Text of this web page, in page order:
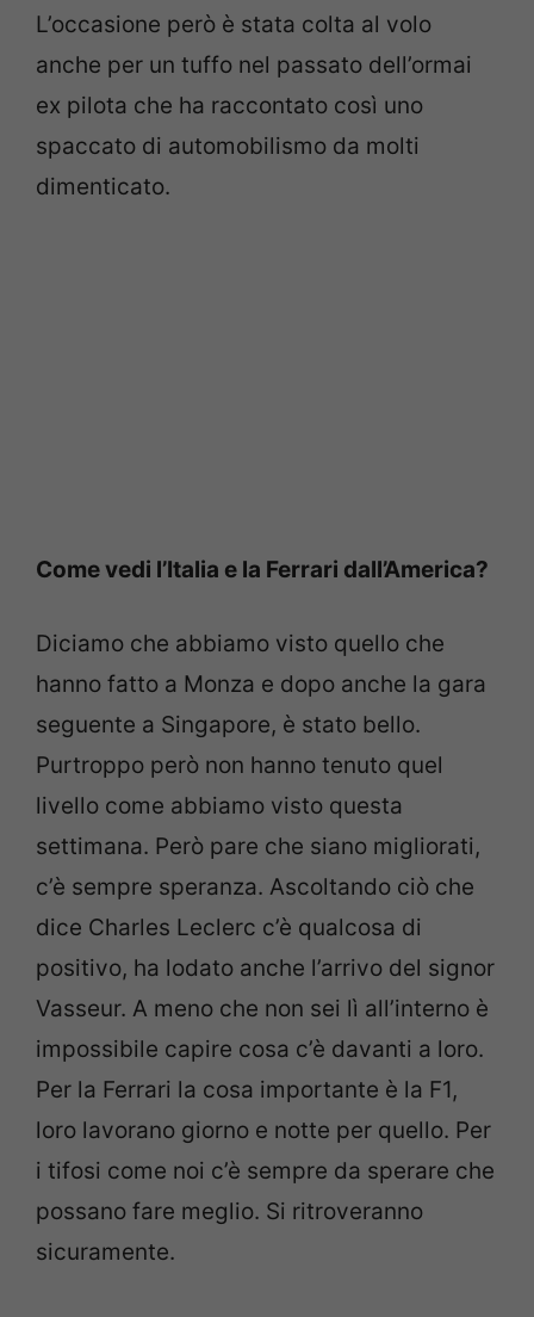
L’occasione però è stata colta al volo
anche per un tuffo nel passato dell’ormai
ex pilota che ha raccontato così uno
spaccato di automobilismo da molti
dimenticato.
Come vedi l’Italia e la Ferrari dall’America?
Diciamo che abbiamo visto quello che
hanno fatto a Monza e dopo anche la gara
seguente a Singapore, è stato bello.
Purtroppo però non hanno tenuto quel
livello come abbiamo visto questa
settimana. Però pare che siano migliorati,
c’è sempre speranza. Ascoltando ciò che
dice Charles Leclerc c’è qualcosa di
positivo, ha lodato anche l’arrivo del signor
Vasseur. A meno che non sei lì all’interno è
impossibile capire cosa c’è davanti a loro.
Per la Ferrari la cosa importante è la F1,
loro lavorano giorno e notte per quello. Per
i tifosi come noi c’è sempre da sperare che
possano fare meglio. Si ritroveranno
sicuramente.